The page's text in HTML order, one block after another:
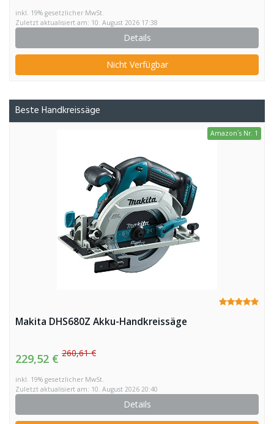
inkl. 19% gesetzlicher MwSt.
Zuletzt aktualisiert am: 10. August 2026 17:38
Details
Nicht Verfügbar
Beste Handkreissäge
Amazon´s Nr. 1
Makita DHS680Z Akku-Handkreissäge
229,52 € 260,61 €
inkl. 19% gesetzlicher MwSt.
Zuletzt aktualisiert am: 10. August 2026 20:40
Details